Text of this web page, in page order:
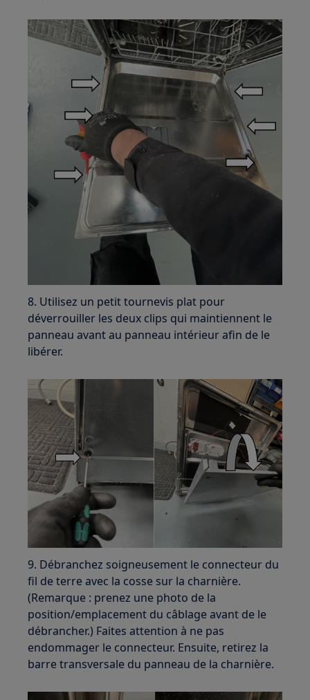
8. Utilisez un petit tournevis plat pour
déverrouiller les deux clips qui maintiennent le
panneau avant au panneau intérieur afin de le
libérer.
9. Débranchez soigneusement le connecteur du
fil de terre avec la cosse sur la charnière.
(Remarque : prenez une photo de la
position/emplacement du câblage avant de le
débrancher.) Faites attention à ne pas
endommager le connecteur. Ensuite, retirez la
barre transversale du panneau de la charnière.